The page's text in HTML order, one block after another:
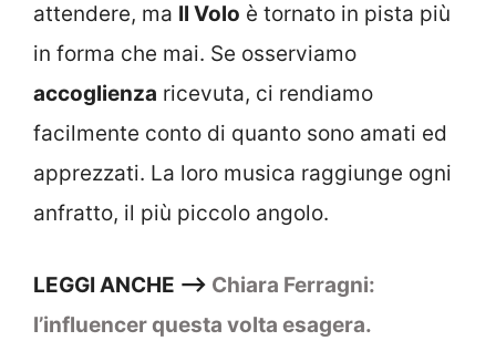
attendere, ma Il Volo è tornato in pista più
in forma che mai. Se osserviamo
accoglienza ricevuta, ci rendiamo
facilmente conto di quanto sono amati ed
apprezzati. La loro musica raggiunge ogni
anfratto, il più piccolo angolo.
LEGGI ANCHE –> Chiara Ferragni:
l’influencer questa volta esagera.